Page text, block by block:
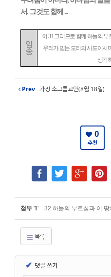
서.그것도 함께 ...
암
송
히 3:1그러므로 함께 하늘의
우리가 믿는 도리의 사도이시
생각
Prev 가정 소그룹교안(8월 18일)
0
추천
첨부 '1' 32.하늘의 부르심과 이
목록
✔ 댓글 쓰기